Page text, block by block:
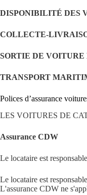
DISPONIBILITÉ DES
COLLECTE-
SORTIE DE VOITURE
TRANSPORT
Polices d’assurance
LES VOITURES DE
Assurance CDW
Le locataire est
Le locataire est
L'assurance CDW ne